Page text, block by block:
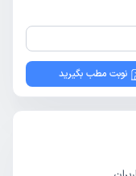
نوبت مطب بگیرید